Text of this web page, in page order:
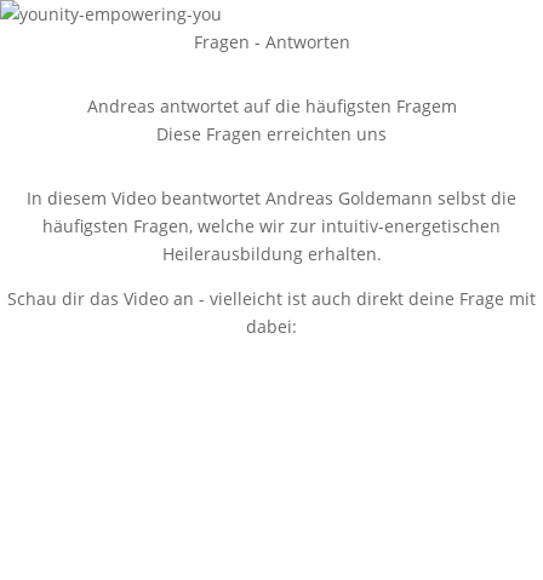
Fragen - Antworten
Andreas antwortet auf die häufigsten Fragem
Diese Fragen erreichten uns
In diesem Video beantwortet Andreas Goldemann selbst die
häufigsten Fragen, welche wir zur intuitiv-energetischen
Heilerausbildung erhalten.
Schau dir das Video an - vielleicht ist auch direkt deine Frage mit
dabei: